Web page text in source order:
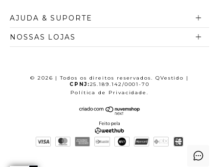
AJUDA & SUPORTE
NOSSAS LOJAS
© 2026 | Todos os direitos reservados. QVestido |
CPNJ:25.189.142/0001-70
Política de Privacidade.
Feito pela